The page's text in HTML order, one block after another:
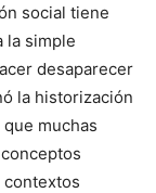
social tiene
la simple
desaparecer
la historización
muchas
contextos